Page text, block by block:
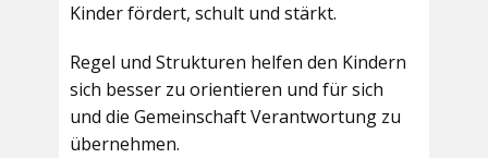
Kinder fördert, schult und stärkt.
Regel und Strukturen helfen den Kindern
sich besser zu orientieren und für sich
und die Gemeinschaft Verantwortung zu
übernehmen.